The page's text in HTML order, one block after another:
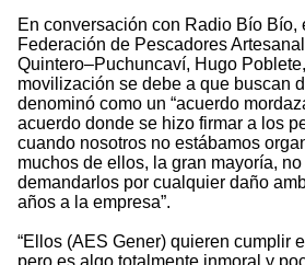
En conversación con Radio Bío Bío,
Federación de Pescadores
Quintero–Puchuncaví, Hugo
movilización se debe a que buscan
denominó como un “acuerdo
acuerdo donde se hizo firmar a los
cuando nosotros no estábamos
muchos de ellos, la gran mayoría,
demandarlos por cualquier daño
años a la empresa”.
“Ellos (AES Gener) quieren cumplir el